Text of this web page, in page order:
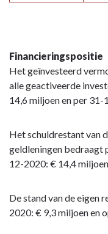
Financieringspositie
Het geïnvesteerd
alle geactiveerde
14,6 miljoen en per
Het schuldrestant van
geldleningen bedraagt
12-2020: € 14,4
De stand van de eigen
2020: € 9,3 miljoen en